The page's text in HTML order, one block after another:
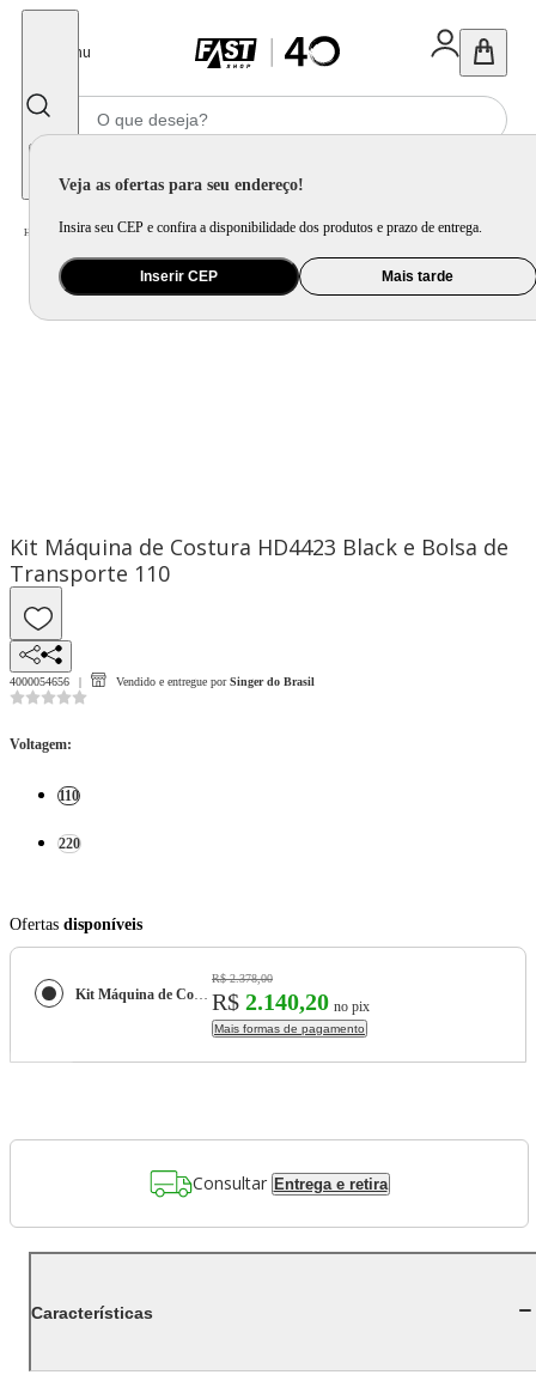
Menu
Veja as ofertas para seu endereço!
Insira seu CEP e confira a disponibilidade dos produtos e prazo de entrega.
Inserir CEP Mais tarde
Home Eletroportátil / Máquina de Costura Kit Máquina de Costura HD4423 Black e Bolsa de Transporte
Kit Máquina de Costura HD4423 Black e Bolsa de
Transporte 110
4000054656 Vendido e entregue por Singer do Brasil
Voltagem:
110
220
Ofertas disponíveis
Kit Máquina de Costura HD4423 Black e Bolsa de Transporte
R$ 2.378,00
R$ 2.140,20 no pix
Mais formas de pagamento
Consultar Entrega e retira
Características